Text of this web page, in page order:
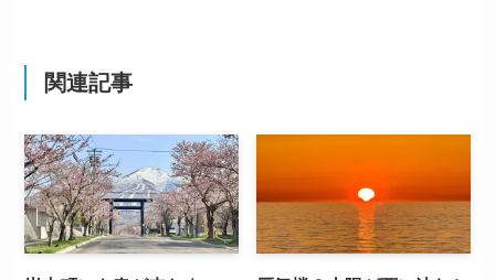
関連記事